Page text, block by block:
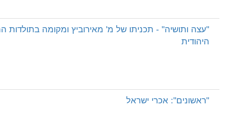
"עצה ותושיה" - תכניתו של מ' מאירוביץ ומקומה בתולדות
היהודית
"ראשונים": אכרי ישראל